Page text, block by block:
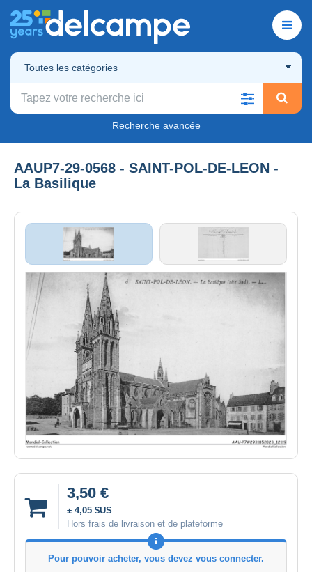
Toutes les catégories
Recherche avancée
AAUP7-29-0568 - SAINT-POL-DE-LEON -
La Basilique
3,50 €
± 4,05 $US
Hors frais de livraison et de plateforme
Pour pouvoir acheter, vous devez vous connecter.